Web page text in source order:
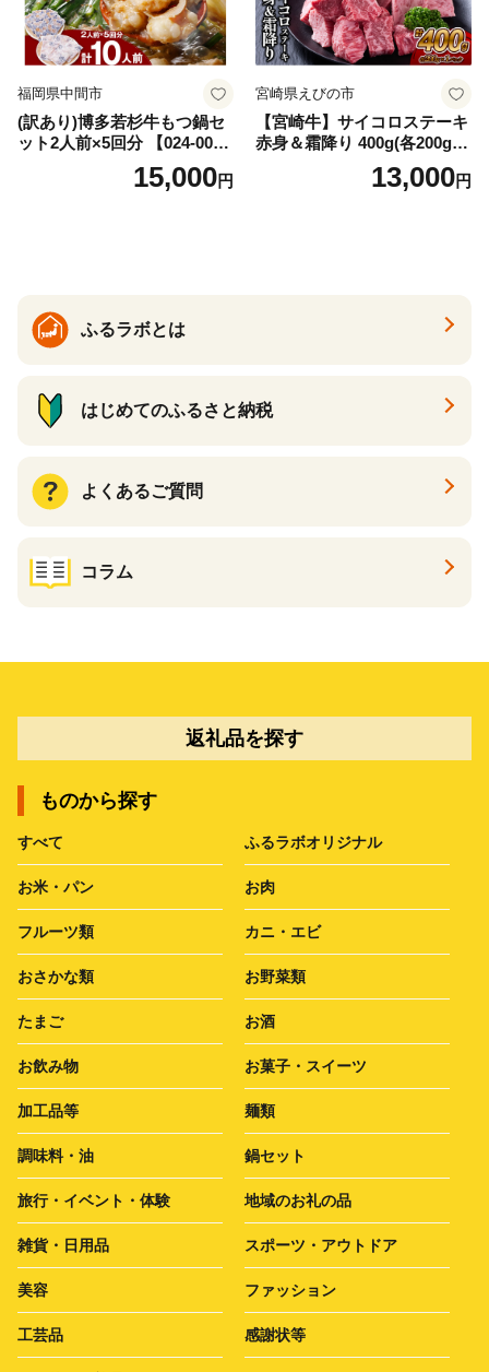
福岡県中間市
(訳あり)博多若杉牛もつ鍋セ
ット2人前×5回分 【024-002
15,000円
宮崎県えびの市
【宮崎牛】サイコロステーキ
赤身＆霜降り 400g(各200g×
１P 計2P) 真空パック 冷凍
13,000円
ふるラボとは
はじめてのふるさと納税
よくあるご質問
コラム
返礼品を探す
ものから探す
すべて ふるラボオリジナル
お米・パン お肉
フルーツ類 カニ・エビ
おさかな類 お野菜類
たまご お酒
お飲み物 お菓子・スイーツ
加工品等 麺類
調味料・油 鍋セット
旅行・イベント・体験 地域のお礼の品
雑貨・日用品 スポーツ・アウトドア
美容 ファッション
工芸品 感謝状等